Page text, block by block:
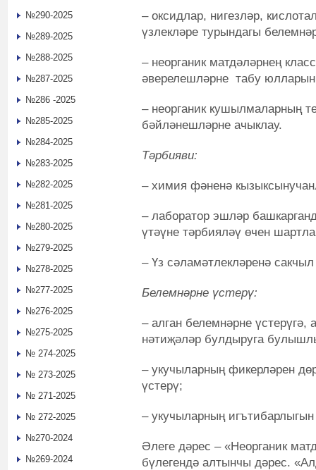
– оксидлар, нигезләр,
үзлекләре турындагы
– неорганик матдәләрнең
әверелешләрне табу
– неорганик кушылмаларның
бәйләнешләрне ачыклау.
Тәрбияви:
– химия фәненә
– лаборатор эшләр
үтәүне тәрбияләү өчен
– Үз сәламәтлекләренә
Белемнәрне үстерү:
– алган белемнәрне
нәтиҗәләр булдыруга
– укучыларның фикерләрен
үстерү;
– укучыларның игътибарлыгын
Әлеге дәрес – «Неорганик
бүлегендә алтынчы дәрес.
№290-2025
№289-2025
№288-2025
№287-2025
№286 -2025
№285-2025
№284-2025
№283-2025
№282-2025
№281-2025
№280-2025
№279-2025
№278-2025
№277-2025
№276-2025
№275-2025
№ 274-2025
№ 273-2025
№ 271-2025
№ 272-2025
№270-2024
№269-2024